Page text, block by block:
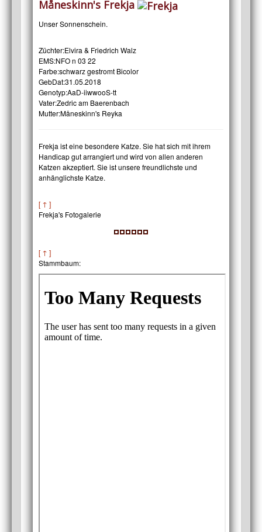
Måneskinn's Frekja
Unser Sonnenschein.
Züchter:Elvira & Friedrich Walz
EMS:NFO n 03 22
Farbe:schwarz gestromt Bicolor
GebDat:31.05.2018
Genotyp:AaD-iiwwooS-tt
Vater:Zedric am Baerenbach
Mutter:Måneskinn's Reyka
Frekja ist eine besondere Katze. Sie hat sich mit ihrem
Handicap gut arrangiert und wird von allen anderen
Katzen akzeptiert. Sie ist unsere freundlichste und
anhänglichste Katze.
[ ↑ ]
Frekja's Fotogalerie
[ ↑ ]
Stammbaum: